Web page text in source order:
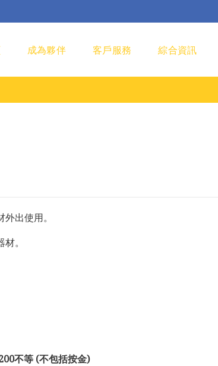
成為夥伴 客戶服務 綜合資訊
出使用。
。
不等 (不包括按金)